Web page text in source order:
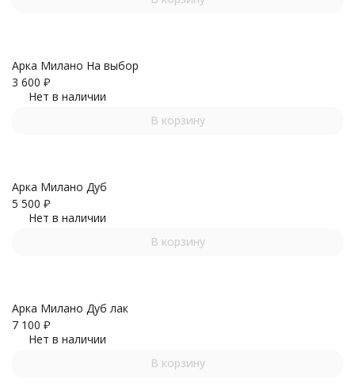
Арка Милано На выбор
3 600 ₽
Нет в наличии
В корзину
Арка Милано Дуб
5 500 ₽
Нет в наличии
В корзину
Арка Милано Дуб лак
7 100 ₽
Нет в наличии
В корзину